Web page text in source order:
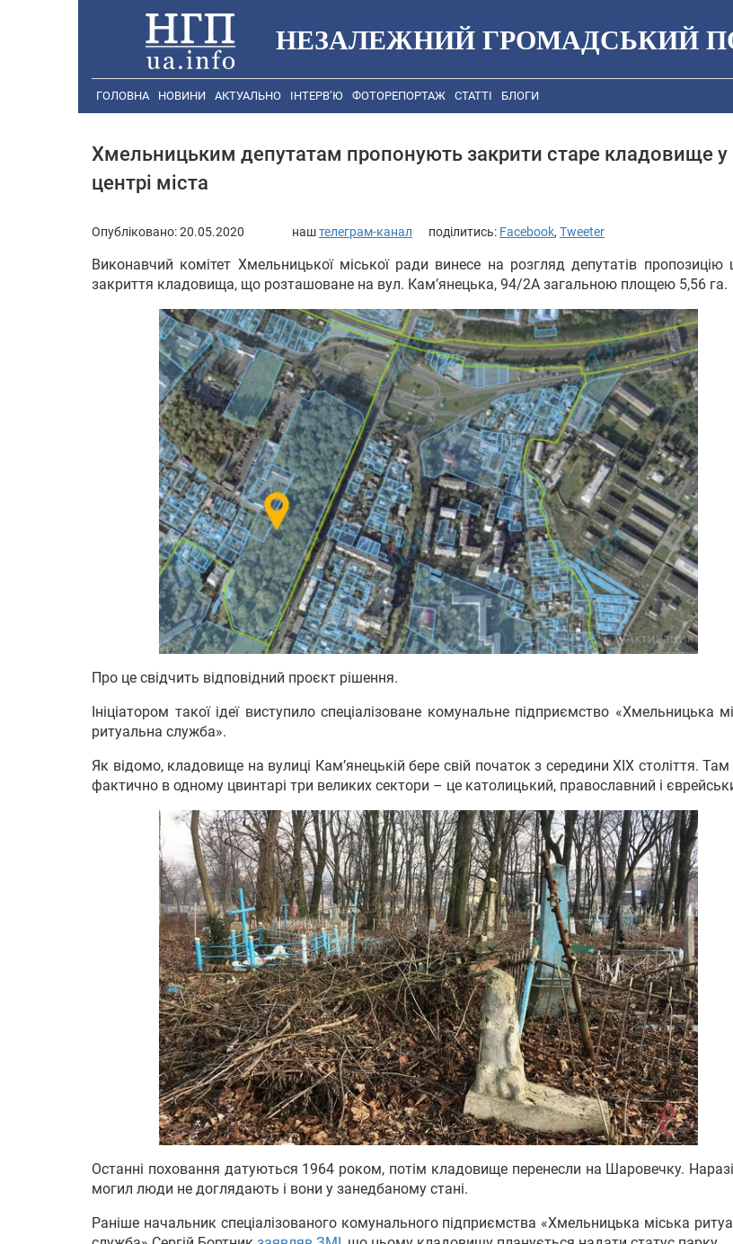
НЕЗАЛЕЖНИЙ ГРОМАДСЬКИЙ
ГОЛОВНА НОВИНИ АКТУАЛЬНО ІНТЕРВ’Ю ФОТОРЕПОРТАЖ СТАТТІ БЛОГИ
Хмельницьким депутатам пропонують закрити старе кладовище у
центрі міста
Опубліковано:20.05.2020 наштелеграм-канал поділитись: Facebook, Tweeter
Виконавчий комітет Хмельницької міської ради винесе на розгляд депутатів пропозицію
закриття кладовища, що розташоване на вул. Кам’янецька, 94/2А загальною площею 5,56 га.
Про це свідчить відповідний проєкт рішення.
Ініціатором такої ідеї виступило спеціалізоване комунальне підприємство «Хмельницька
ритуальна служба».
Як відомо, кладовище на вулиці Кам’янецькій бере свій початок з середини XIX століття.
фактично в одному цвинтарі три великих сектори – це католицький, православний і
Останні поховання датуються 1964 роком, потім кладовище перенесли на Шаровечку.
могил люди не доглядають і вони у занедбаному стані.
Раніше начальник спеціалізованого комунального підприємства «Хмельницька міська